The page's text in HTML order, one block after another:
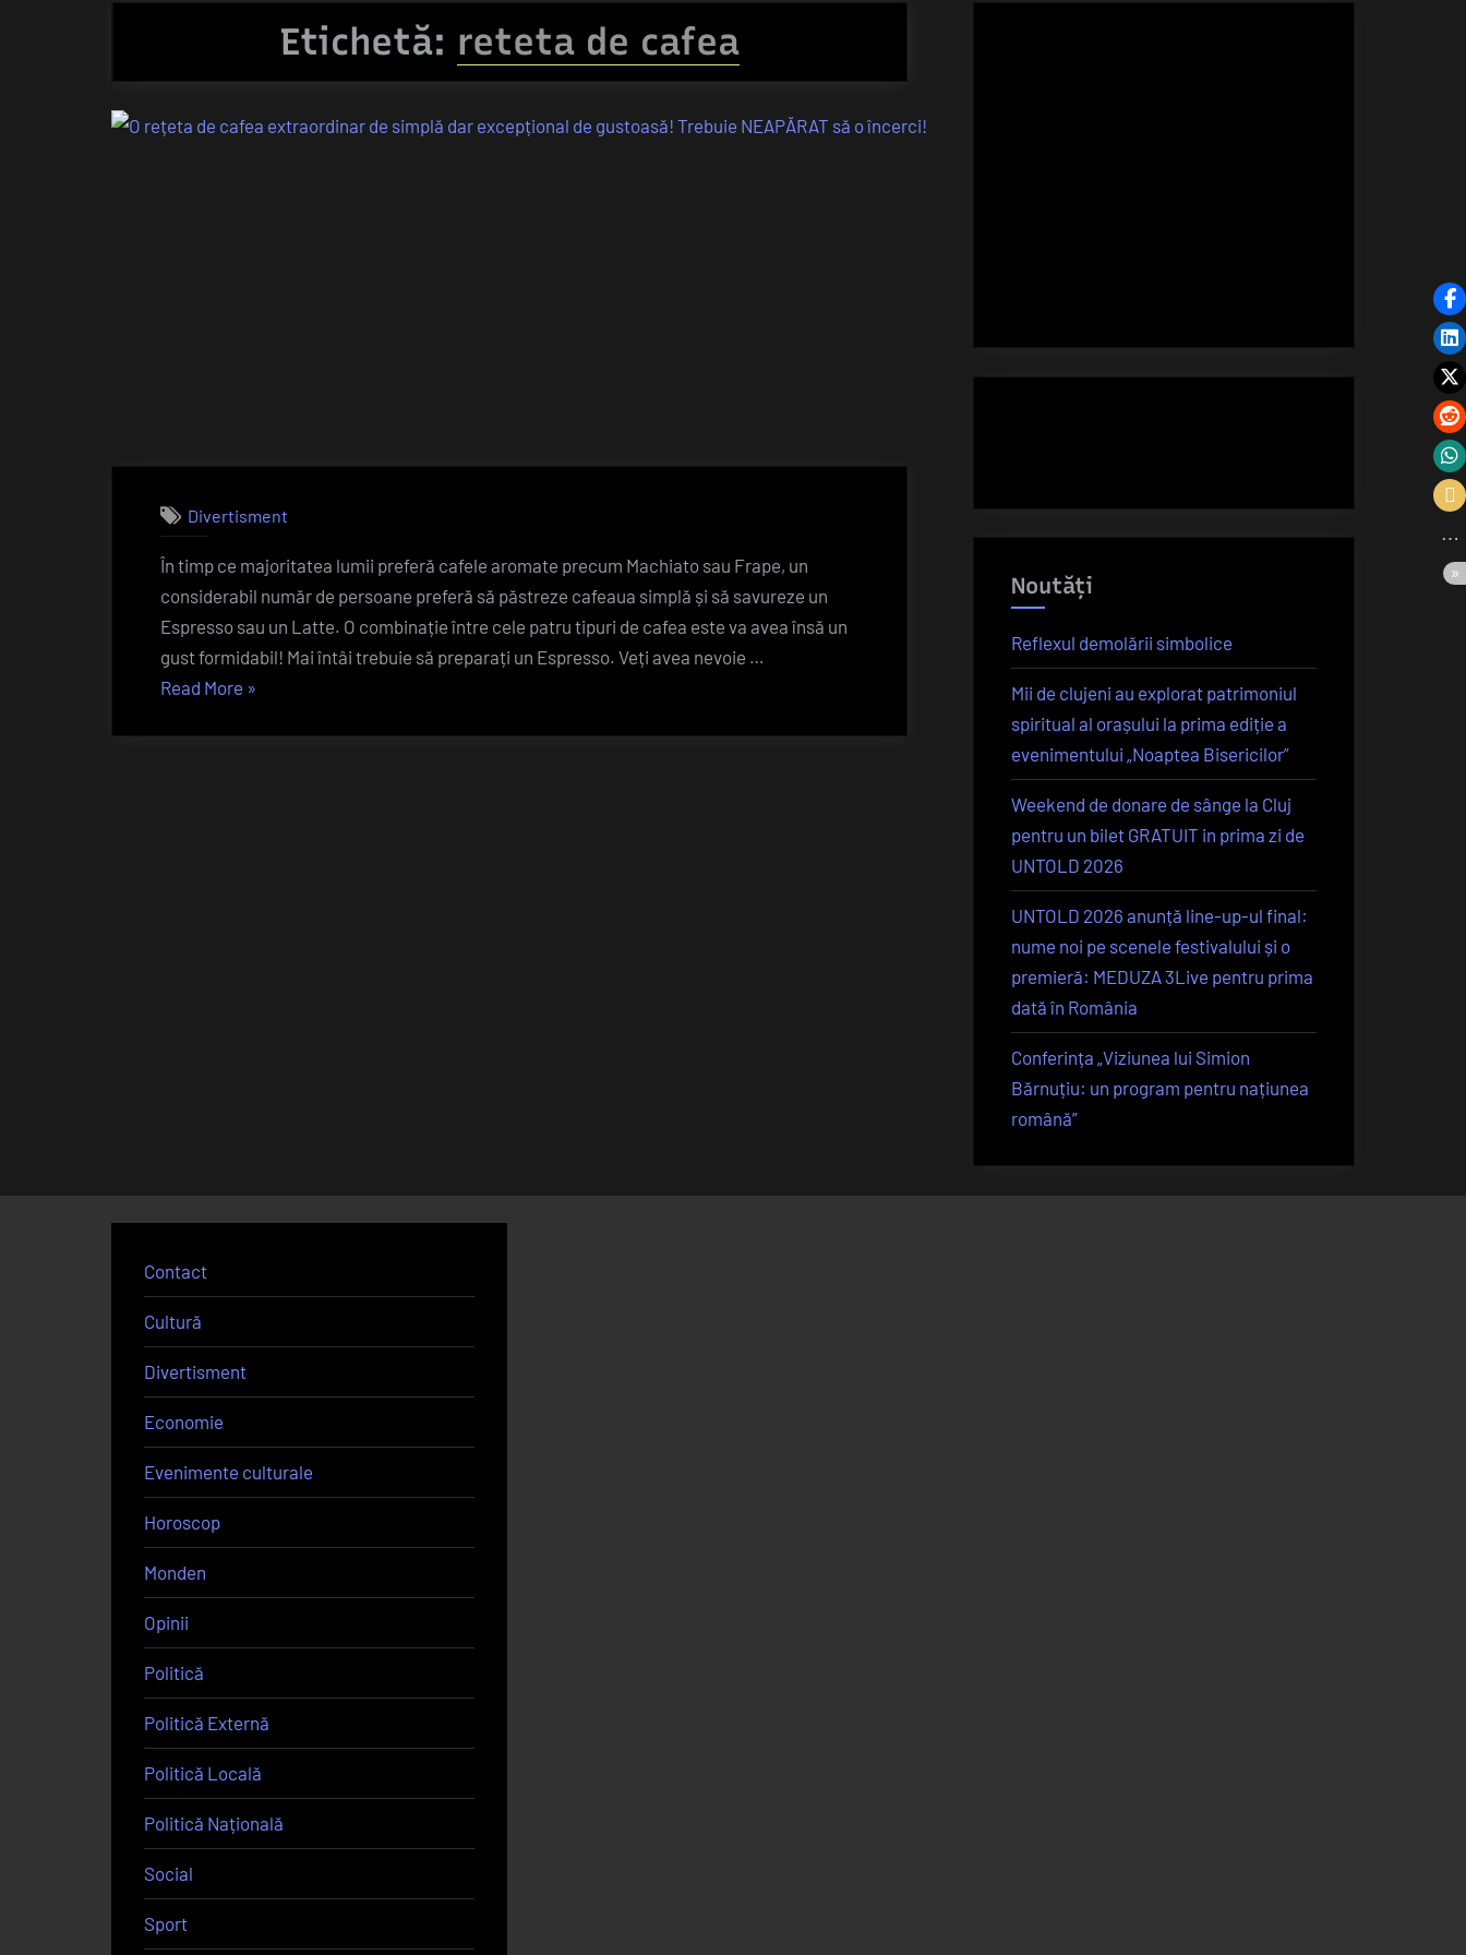
Etichetă: reteta de cafea
Divertisment
În timp ce majoritatea lumii preferă cafele aromate precum Machiato sau Frape, un
considerabil număr de persoane preferă să păstreze cafeaua simplă și să savureze un
Espresso sau un Latte. O combinație între cele patru tipuri de cafea este va avea însă un
gust formidabil! Mai întâi trebuie să preparați un Espresso. Veți avea nevoie …
Read More „O
»
Noutăți
Reflexul demolării simbolice
Mii de clujeni au explorat patrimoniul
spiritual al orașului la prima ediție a
evenimentului „Noaptea Bisericilor”
Weekend de donare de sânge la Cluj
pentru un bilet GRATUIT in prima zi de
UNTOLD 2026
UNTOLD 2026 anunță line-up-ul final:
nume noi pe scenele festivalului și o
premieră: MEDUZA 3Live pentru prima
dată în România
Conferința „Viziunea lui Simion
Bărnuțiu: un program pentru națiunea
română”
Contact
Cultură
Divertisment
Economie
Evenimente culturale
Horoscop
Monden
Opinii
Politică
Politică Externă
Politică Locală
Politică Națională
Social
Sport